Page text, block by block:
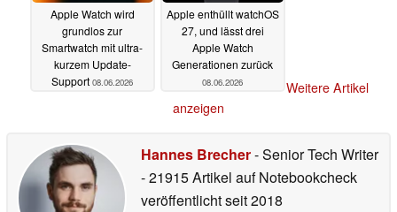
Apple Watch wird
grundlos zur
Smartwatch mit ultra-
kurzem Update-
Support 08.06.2026
Apple enthüllt watchOS
27, und lässt drei
Apple Watch
Generationen zurück
08.06.2026
Weitere Artikel
anzeigen
Hannes Brecher- Senior Tech Writer
- 21915 Artikel auf Notebookcheck
veröffentlichtseit 2018